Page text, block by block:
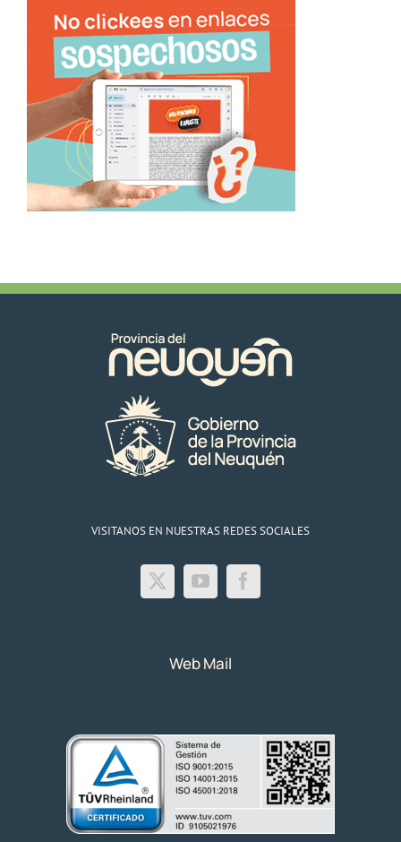
VISITANOS EN NUESTRAS REDES SOCIALES
Web Mail